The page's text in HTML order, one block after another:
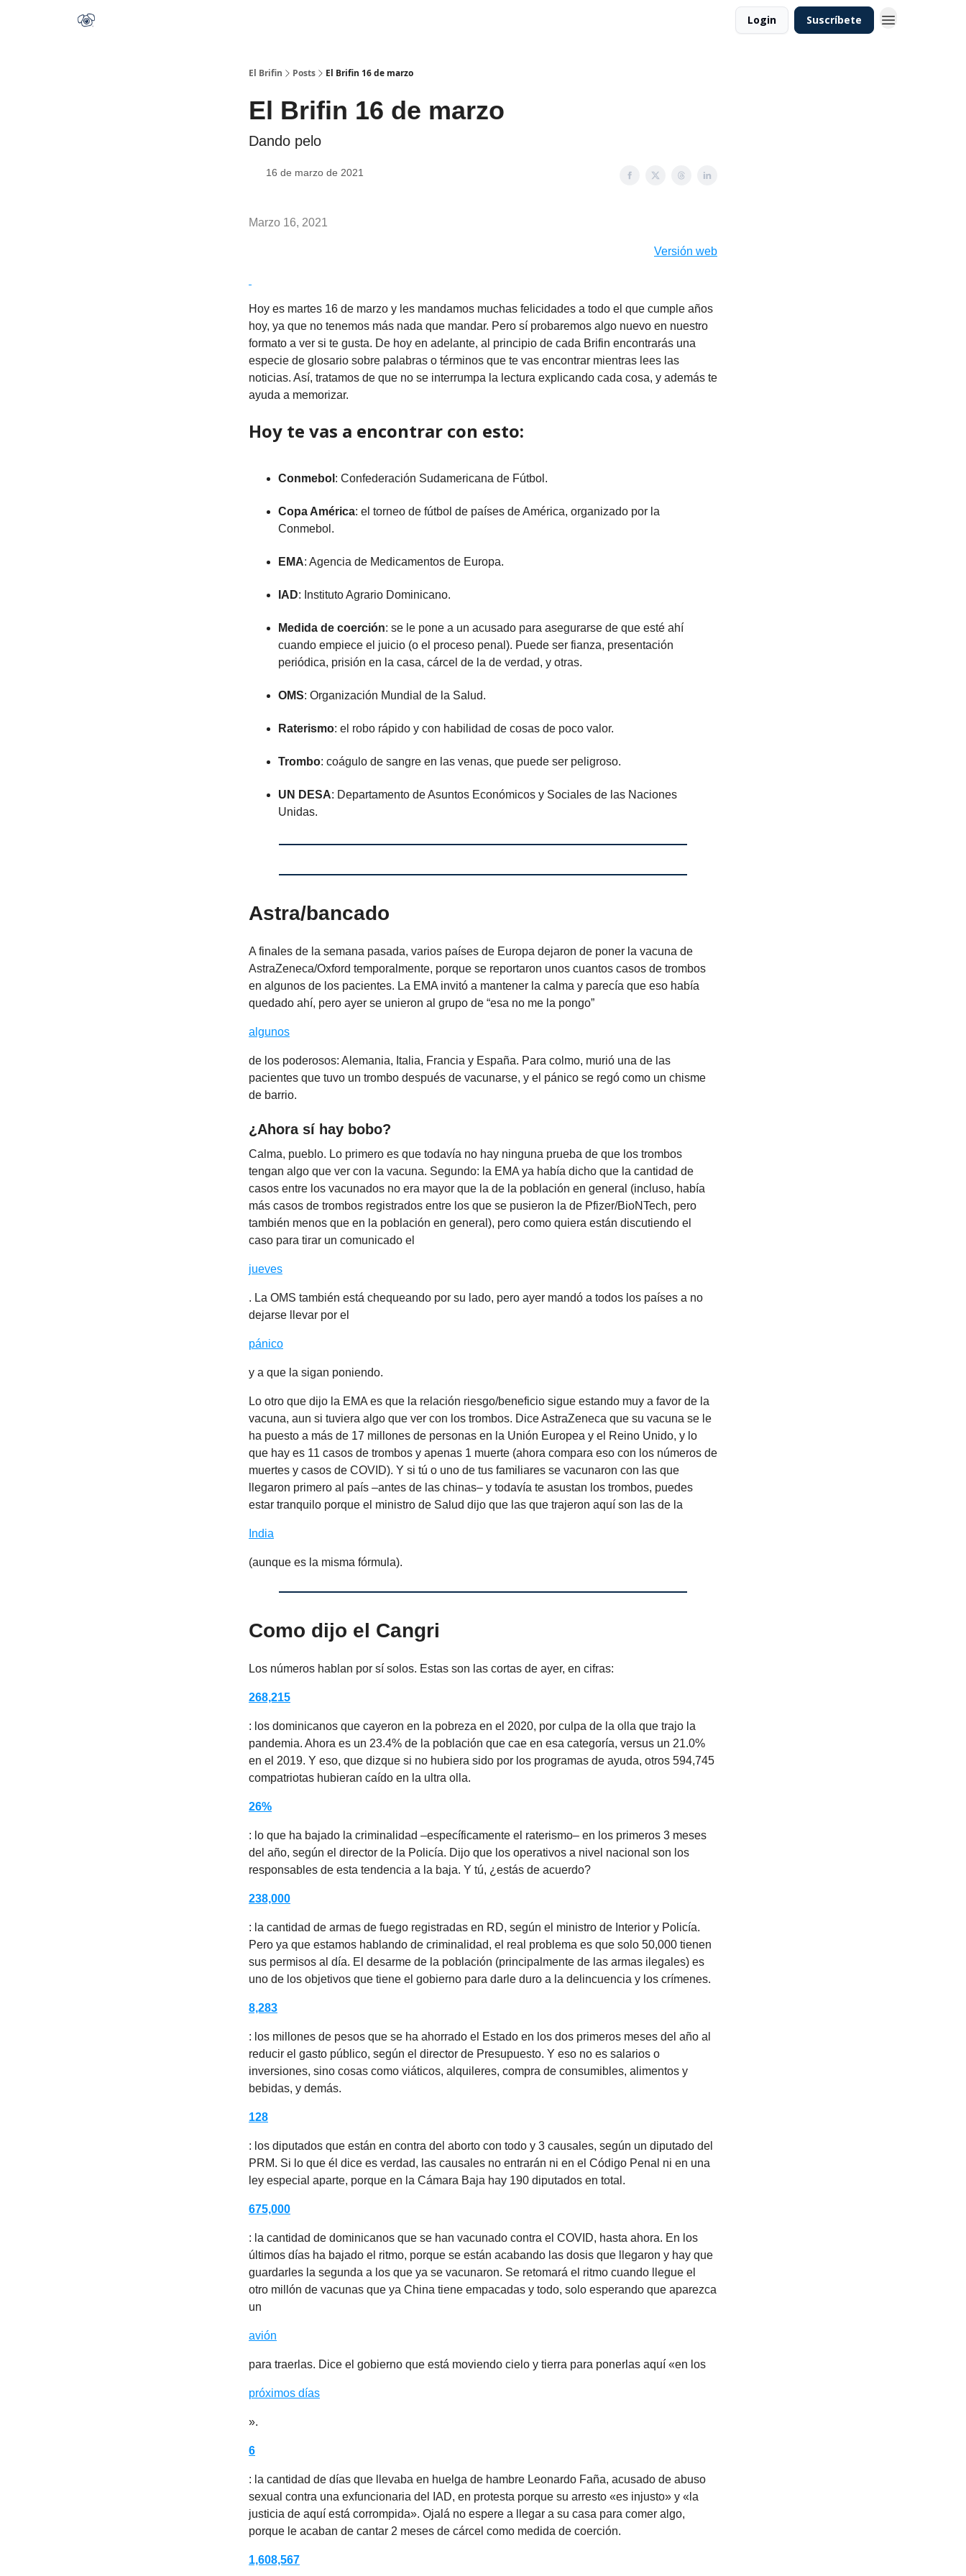
Login Suscríbete
El Brifin Posts El Brifin 16 de marzo
El Brifin 16 de marzo
Dando pelo
16 de marzo de 2021
Marzo 16, 2021
Versión web
Hoy es martes 16 de marzo y les mandamos muchas felicidades a todo el que cumple años
hoy, ya que no tenemos más nada que mandar. Pero sí probaremos algo nuevo en nuestro
formato a ver si te gusta. De hoy en adelante, al principio de cada Brifin encontrarás una
especie de glosario sobre palabras o términos que te vas encontrar mientras lees las
noticias. Así, tratamos de que no se interrumpa la lectura explicando cada cosa, y además te
ayuda a memorizar.
Hoy te vas a encontrar con esto:
Conmebol : Confederación Sudamericana de Fútbol.
Copa América: el torneo de fútbol de países de América, organizado por la
Conmebol.
EMA: Agencia de Medicamentos de Europa.
IAD: Instituto Agrario Dominicano.
Medida de coerción: se le pone a un acusado para asegurarse de que esté ahí
cuando empiece el juicio (o el proceso penal). Puede ser fianza, presentación
periódica, prisión en la casa, cárcel de la de verdad, y otras.
OMS: Organización Mundial de la Salud.
Raterismo: el robo rápido y con habilidad de cosas de poco valor.
Trombo: coágulo de sangre en las venas, que puede ser peligroso.
UN DESA: Departamento de Asuntos Económicos y Sociales de las Naciones
Unidas.
Astra/bancado
A finales de la semana pasada, varios países de Europa dejaron de poner la vacuna de
AstraZeneca/Oxford temporalmente, porque se reportaron unos cuantos casos de trombos
en algunos de los pacientes. La EMA invitó a mantener la calma y parecía que eso había
quedado ahí, pero ayer se unieron al grupo de “esa no me la pongo”
algunos
de los poderosos: Alemania, Italia, Francia y España. Para colmo, murió una de las
pacientes que tuvo un trombo después de vacunarse, y el pánico se regó como un chisme
de barrio.
¿Ahora sí hay bobo?
Calma, pueblo. Lo primero es que todavía no hay ninguna prueba de que los trombos
tengan algo que ver con la vacuna. Segundo: la EMA ya había dicho que la cantidad de
casos entre los vacunados no era mayor que la de la población en general (incluso, había
más casos de trombos registrados entre los que se pusieron la de Pfizer/BioNTech, pero
también menos que en la población en general), pero como quiera están discutiendo el
caso para tirar un comunicado el
jueves
. La OMS también está chequeando por su lado, pero ayer mandó a todos los países a no
dejarse llevar por el
pánico
y a que la sigan poniendo.
Lo otro que dijo la EMA es que la relación riesgo/beneficio sigue estando muy a favor de la
vacuna, aun si tuviera algo que ver con los trombos. Dice AstraZeneca que su vacuna se le
ha puesto a más de 17 millones de personas en la Unión Europea y el Reino Unido, y lo
que hay es 11 casos de trombos y apenas 1 muerte (ahora compara eso con los números de
muertes y casos de COVID). Y si tú o uno de tus familiares se vacunaron con las que
llegaron primero al país –antes de las chinas– y todavía te asustan los trombos, puedes
estar tranquilo porque el ministro de Salud dijo que las que trajeron aquí son las de la
India
(aunque es la misma fórmula).
Como dijo el Cangri
Los números hablan por sí solos. Estas son las cortas de ayer, en cifras:
268,215
: los dominicanos que cayeron en la pobreza en el 2020, por culpa de la olla que trajo la
pandemia. Ahora es un 23.4% de la población que cae en esa categoría, versus un 21.0%
en el 2019. Y eso, que dizque si no hubiera sido por los programas de ayuda, otros 594,745
compatriotas hubieran caído en la ultra olla.
26%
: lo que ha bajado la criminalidad –específicamente el raterismo– en los primeros 3 meses
del año, según el director de la Policía. Dijo que los operativos a nivel nacional son los
responsables de esta tendencia a la baja. Y tú, ¿estás de acuerdo?
238,000
: la cantidad de armas de fuego registradas en RD, según el ministro de Interior y Policía.
Pero ya que estamos hablando de criminalidad, el real problema es que solo 50,000 tienen
sus permisos al día. El desarme de la población (principalmente de las armas ilegales) es
uno de los objetivos que tiene el gobierno para darle duro a la delincuencia y los crímenes.
8,283
: los millones de pesos que se ha ahorrado el Estado en los dos primeros meses del año al
reducir el gasto público, según el director de Presupuesto. Y eso no es salarios o
inversiones, sino cosas como viáticos, alquileres, compra de consumibles, alimentos y
bebidas, y demás.
128
: los diputados que están en contra del aborto con todo y 3 causales, según un diputado del
PRM. Si lo que él dice es verdad, las causales no entrarán ni en el Código Penal ni en una
ley especial aparte, porque en la Cámara Baja hay 190 diputados en total.
675,000
: la cantidad de dominicanos que se han vacunado contra el COVID, hasta ahora. En los
últimos días ha bajado el ritmo, porque se están acabando las dosis que llegaron y hay que
guardarles la segunda a los que ya se vacunaron. Se retomará el ritmo cuando llegue el
otro millón de vacunas que ya China tiene empacadas y todo, solo esperando que aparezca
un
avión
para traerlas. Dice el gobierno que está moviendo cielo y tierra para ponerlas aquí «en los
próximos días
».
6
: la cantidad de días que llevaba en huelga de hambre Leonardo Faña, acusado de abuso
sexual contra una exfuncionaria del IAD, en protesta porque su arresto «es injusto» y «la
justicia de aquí está corrompida». Ojalá no espere a llegar a su casa para comer algo,
porque le acaban de cantar 2 meses de cárcel como medida de coerción.
1,608,567